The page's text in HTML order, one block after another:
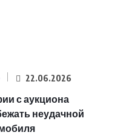
22.06.2026
с аукциона
неудачной